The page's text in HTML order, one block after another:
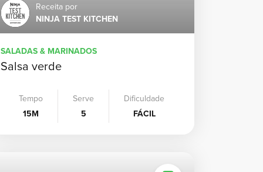
Receita por
NINJA TEST KITCHEN
SALADAS & MARINADOS
Salsa verde
Tempo
15M
Serve
5
Dificuldade
FÁCIL